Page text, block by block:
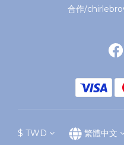
合作/
$ TWD 繁體中文